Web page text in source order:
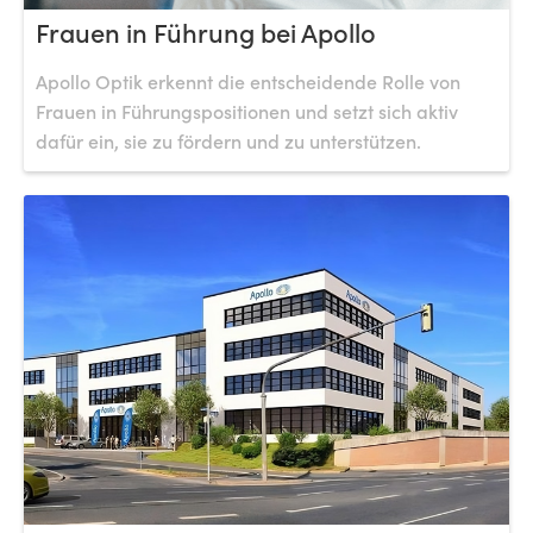
Frauen in Führung bei Apollo
Apollo Optik erkennt die entscheidende Rolle von
Frauen in Führungspositionen und setzt sich aktiv
dafür ein, sie zu fördern und zu unterstützen.